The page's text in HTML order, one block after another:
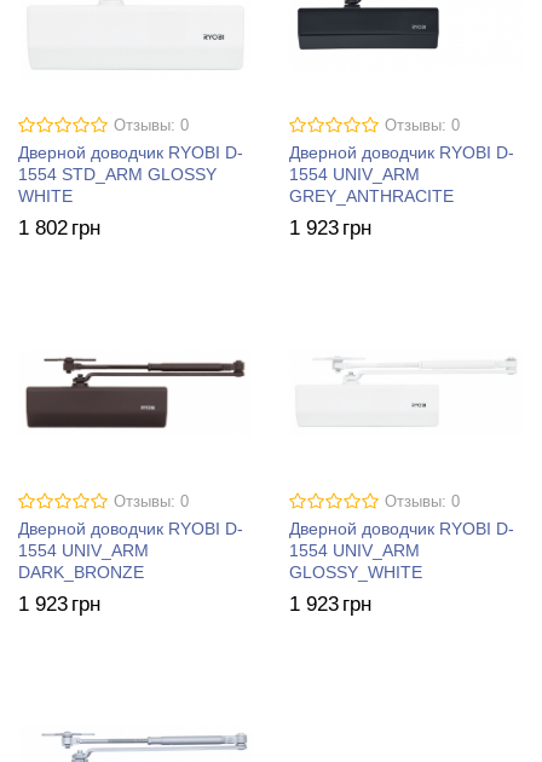
Отзывы: 0
Дверной доводчик RYOBI D-
1554 STD_ARM GLOSSY
WHITE
1 802 грн
Отзывы: 0
Дверной доводчик RYOBI D-
1554 UNIV_ARM
GREY_ANTHRACITE
1 923 грн
Отзывы: 0
Дверной доводчик RYOBI D-
1554 UNIV_ARM
DARK_BRONZE
1 923 грн
Отзывы: 0
Дверной доводчик RYOBI D-
1554 UNIV_ARM
GLOSSY_WHITE
1 923 грн